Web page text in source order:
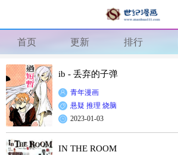
首页 更新 排行
ib - 丢弃的子弹
青年漫画
悬疑 推理 烧脑
2023-01-03
IN THE ROOM